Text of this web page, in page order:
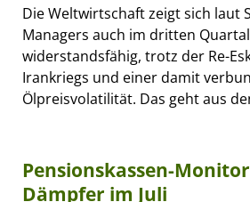
Die Weltwirtschaft zeigt sich laut
Managers auch im dritten
widerstandsfähig, trotz der Re-
Irankriegs und einer damit
Ölpreisvolatilität. Das geht aus
Pensionskassen-
Dämpfer im Juli